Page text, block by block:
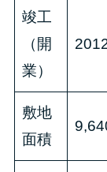
竣工
（開
業）
敷地
面積